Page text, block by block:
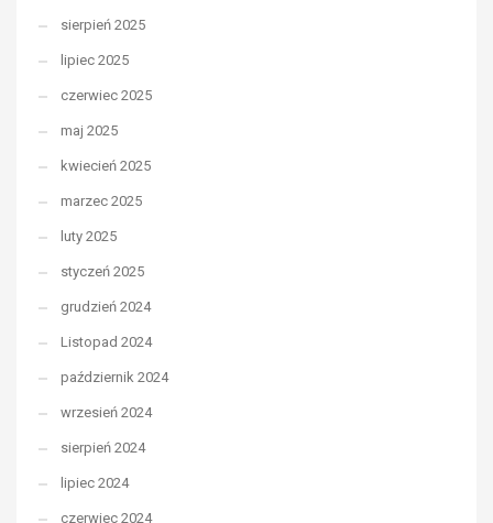
sierpień 2025
lipiec 2025
czerwiec 2025
maj 2025
kwiecień 2025
marzec 2025
luty 2025
styczeń 2025
grudzień 2024
Listopad 2024
październik 2024
wrzesień 2024
sierpień 2024
lipiec 2024
czerwiec 2024